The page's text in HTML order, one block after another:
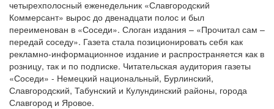
четырехполосный еженедельник «Славгородский
Коммерсант» вырос до двенадцати полос и был
переименован в «Соседи». Слоган издания – «Прочитал сам –
передай соседу». Газета стала позиционировать себя как
рекламно-информационное издание и распространяется как в
розницу, так и по подписке. Читательская аудитория газеты
«Соседи» - Немецкий национальный, Бурлинский,
Славгородский, Табунский и Кулундинский районы, города
Славгород и Яровое.